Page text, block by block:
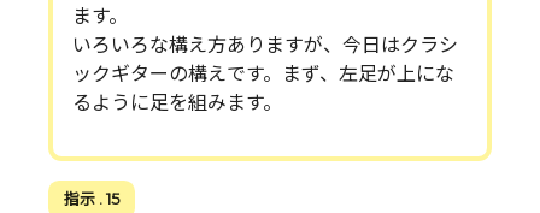
ます。
いろいろな構え方ありますが、今日はクラシ
ックギターの構えです。まず、左足が上にな
るように足を組みます。
指示 . 15